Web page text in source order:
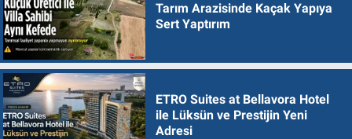
Tarım Arazisinde Kaçak Yapıya
Sert Yaptırım
ETRO Suites at Bellavora Hotel
ile Lüksün ve Prestijin Yeni
Adresi